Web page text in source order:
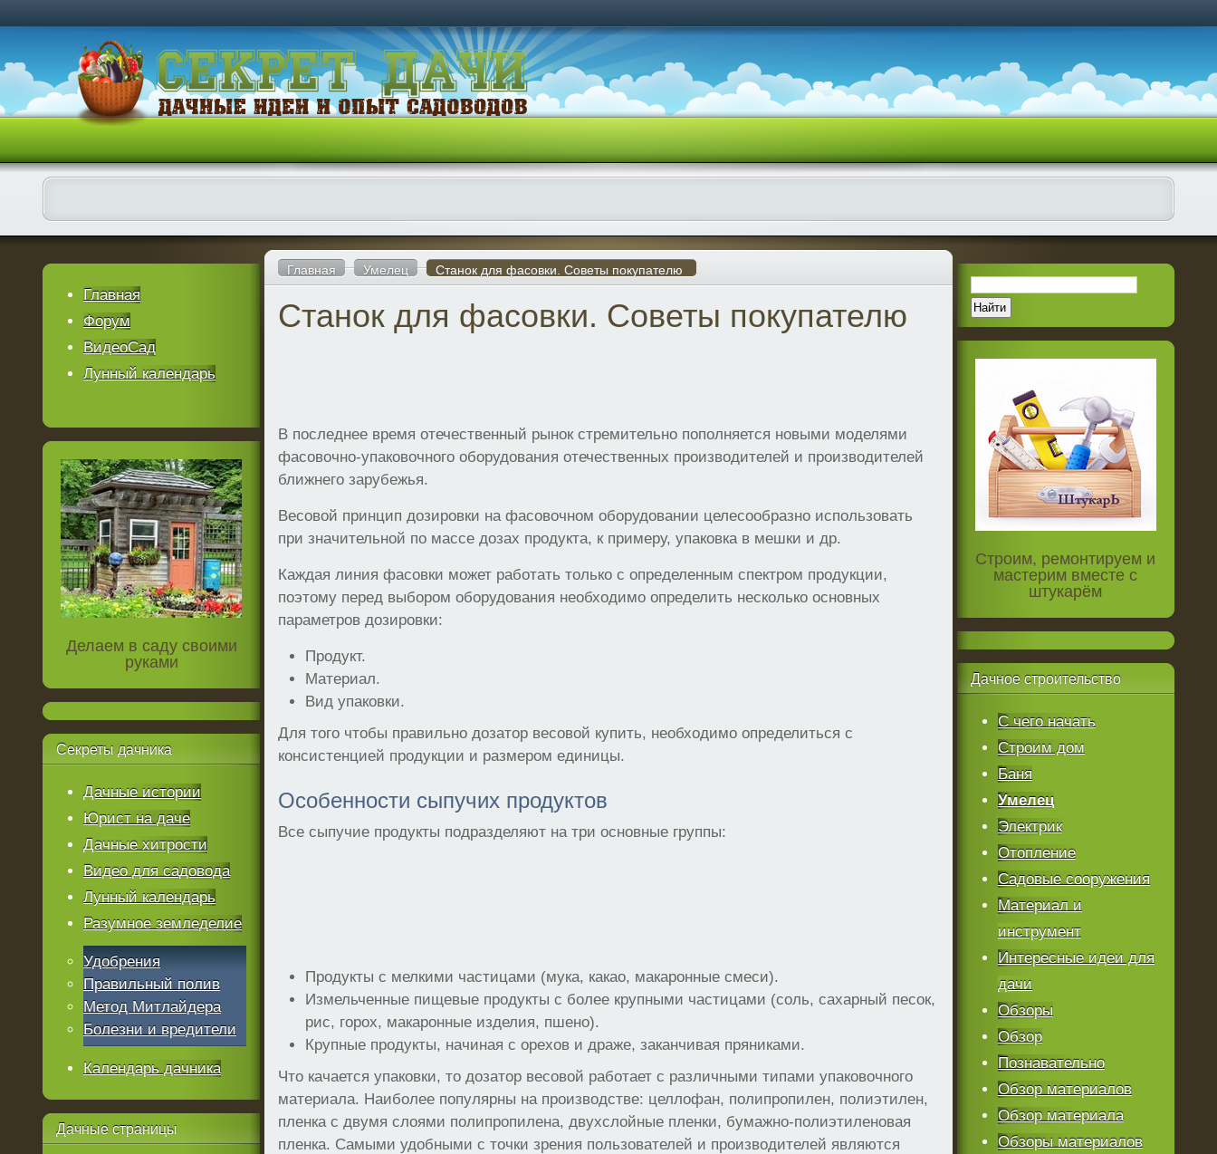
Главная Умелец Станок для фасовки. Советы покупателю
Станок для фасовки. Советы покупателю
В последнее время отечественный рынок стремительно пополняется новыми моделями
фасовочно-упаковочного оборудования отечественных производителей и производителей
ближнего зарубежья.
Весовой принцип дозировки на фасовочном оборудовании целесообразно использовать
при значительной по массе дозах продукта, к примеру, упаковка в мешки и др.
Каждая линия фасовки может работать только с определенным спектром продукции,
поэтому перед выбором оборудования необходимо определить несколько основных
параметров дозировки:
Продукт.
Материал.
Вид упаковки.
Для того чтобы правильно дозатор весовой купить, необходимо определиться с
консистенцией продукции и размером единицы.
Особенности сыпучих продуктов
Все сыпучие продукты подразделяют на три основные группы:
Продукты с мелкими частицами (мука, какао, макаронные смеси).
Измельченные пищевые продукты с более крупными частицами (соль, сахарный песок,
рис, горох, макаронные изделия, пшено).
Крупные продукты, начиная с орехов и драже, заканчивая пряниками.
Что качается упаковки, то дозатор весовой работает с различными типами упаковочного
материала. Наиболее популярны на производстве: целлофан, полипропилен, полиэтилен,
пленка с двумя слоями полипропилена, двухслойные пленки, бумажно-полиэтиленовая
пленка. Самыми удобными с точки зрения пользователей и производителей являются
Главная
Форум
ВидеоСад
Лунный календарь
Делаем в саду своими
руками
Секреты дачника
Дачные истории
Юрист на даче
Дачные хитрости
Видео для садовода
Лунный календарь
Разумное земледелие
Удобрения
Правильный полив
Метод Митлайдера
Болезни и вредители
Календарь дачника
Дачные страницы
Строим, ремонтируем и
мастерим вместе с
штукарём
Дачноестроительство
С чего начать
Строим дом
Баня
Умелец
Электрик
Отопление
Садовые сооружения
Материал и
инструмент
Интересные идеи для
дачи
Обзоры
Обзор
Познавательно
Обзор материалов
Обзор материала
Обзоры материалов